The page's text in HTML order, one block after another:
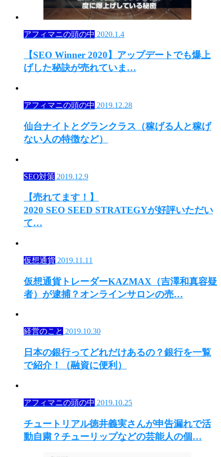
アフィマニの頭の中 2020.1.4
【SEO Winner 2020】アップデートでも爆上
げした秘訣が売れていま…
アフィマニの頭の中 2019.12.28
仙台ナイトとグランクラス（稼げる人と稼げ
ない人の特徴など）
SEO対策 2019.12.9
【売れてます！】
2020 SEO SEED STRATEGYが好評いただい
て…
仮想通貨 2019.11.11
仮想通貨トレーダーKAZMAX（吉澤和真容疑
者）が逮捕？オンラインサロンの売…
経営のこと 2019.10.30
日本の銀行ってどれだけあるの？銀行を一覧
で紹介！（融資に便利）
アフィマニの頭の中 2019.10.25
チュートリアル徳井義実さんが申告漏れで活
動自粛？チューリップなどの芸能人の個…